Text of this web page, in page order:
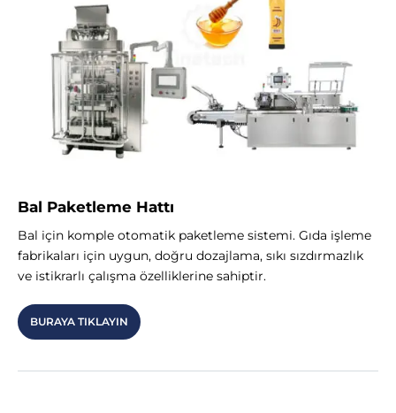
Bal Paketleme Hattı
Bal için komple otomatik paketleme sistemi. Gıda işleme
fabrikaları için uygun, doğru dozajlama, sıkı sızdırmazlık
ve istikrarlı çalışma özelliklerine sahiptir.
BURAYA TIKLAYIN